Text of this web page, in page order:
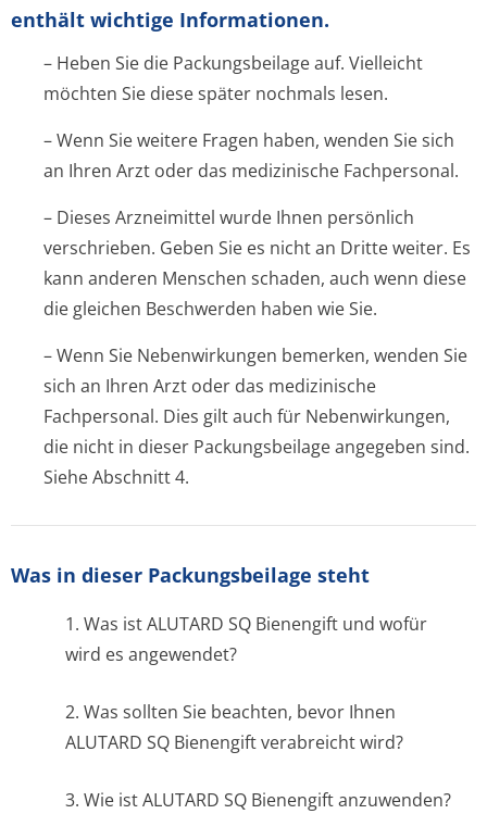
enthält wichtige Informationen.
– Heben Sie die Packungsbeilage auf. Vielleicht
möchten Sie diese später nochmals lesen.
– Wenn Sie weitere Fragen haben, wenden Sie sich
an Ihren Arzt oder das medizinische Fachpersonal.
– Dieses Arzneimittel wurde Ihnen persönlich
verschrieben. Geben Sie es nicht an Dritte weiter. Es
kann anderen Menschen schaden, auch wenn diese
die gleichen Beschwerden haben wie Sie.
– Wenn Sie Nebenwirkungen bemerken, wenden Sie
sich an Ihren Arzt oder das medizinische
Fachpersonal. Dies gilt auch für Nebenwirkungen,
die nicht in dieser Packungsbeilage angegeben sind.
Siehe Abschnitt 4.
Was in dieser Packungsbeilage steht
1. Was ist ALUTARD SQ Bienengift und wofür
wird es angewendet?
2. Was sollten Sie beachten, bevor Ihnen
ALUTARD SQ Bienengift verabreicht wird?
3. Wie ist ALUTARD SQ Bienengift anzuwenden?